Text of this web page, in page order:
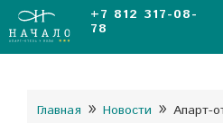
+7 812 317-08-
78
Главная » Новости » Апарт-